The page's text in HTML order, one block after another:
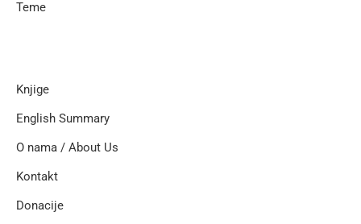
Teme
Knjige
English Summary
O nama / About Us
Kontakt
Donacije